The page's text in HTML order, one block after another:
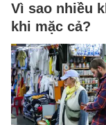
Vì sao nhiều
khi mặc cả?